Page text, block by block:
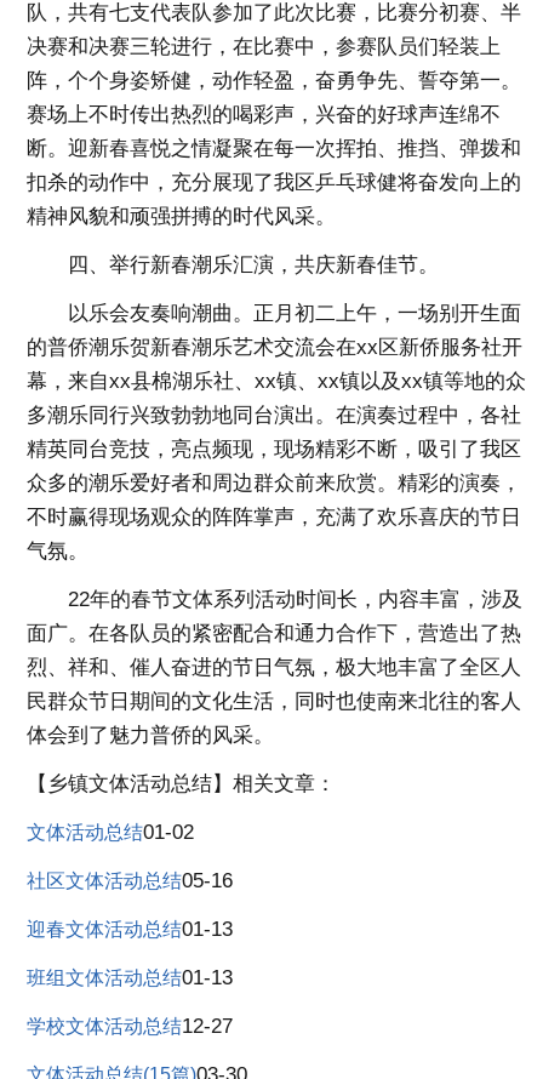
队，共有七支代表队参加了此次比赛，比赛分初赛、半
决赛和决赛三轮进行，在比赛中，参赛队员们轻装上
阵，个个身姿矫健，动作轻盈，奋勇争先、誓夺第一。
赛场上不时传出热烈的喝彩声，兴奋的好球声连绵不
断。迎新春喜悦之情凝聚在每一次挥拍、推挡、弹拨和
扣杀的动作中，充分展现了我区乒乓球健将奋发向上的
精神风貌和顽强拼搏的时代风采。
四、举行新春潮乐汇演，共庆新春佳节。
以乐会友奏响潮曲。正月初二上午，一场别开生面
的普侨潮乐贺新春潮乐艺术交流会在xx区新侨服务社开
幕，来自xx县棉湖乐社、xx镇、xx镇以及xx镇等地的众
多潮乐同行兴致勃勃地同台演出。在演奏过程中，各社
精英同台竞技，亮点频现，现场精彩不断，吸引了我区
众多的潮乐爱好者和周边群众前来欣赏。精彩的演奏，
不时赢得现场观众的阵阵掌声，充满了欢乐喜庆的节日
气氛。
22年的春节文体系列活动时间长，内容丰富，涉及
面广。在各队员的紧密配合和通力合作下，营造出了热
烈、祥和、催人奋进的节日气氛，极大地丰富了全区人
民群众节日期间的文化生活，同时也使南来北往的客人
体会到了魅力普侨的风采。
【乡镇文体活动总结】相关文章：
文体活动总结01-02
社区文体活动总结05-16
迎春文体活动总结01-13
班组文体活动总结01-13
学校文体活动总结12-27
文体活动总结(15篇)